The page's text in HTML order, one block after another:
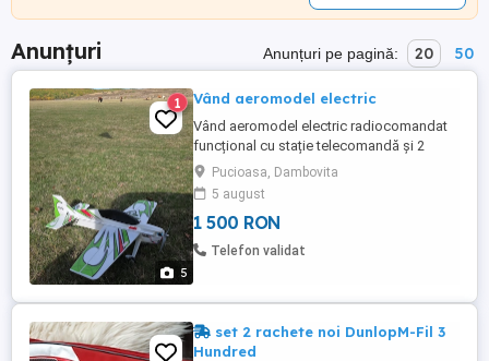
Anunțuri Anunțuri pe pagină: 20 50
5
1 Vând aeromodel electric
Vând aeromodel electric radiocomandat
funcțional cu stație telecomandă și 2
acumulatori. Se poate vedea în oraș
Pucioasa, județul Dâmbovița. Pret 1500 lei
Pucioasa, Dambovita
5 august
1 500 RON
Telefon validat
set 2 rachete noi DunlopM-Fil 3
Hundred